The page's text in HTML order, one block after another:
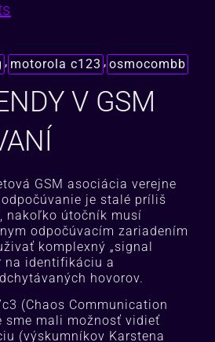
,motorola c123 ,osmocombb
V GSM
GSM asociácia verejne
je stalé príliš
nakoľko útočník musí
odpočúvacím zariadením
komplexný „signal
na identifikáciu a
hovorov.
(Chaos Communication
sme mali možnosť vidieť
(výskumníkov Karstena